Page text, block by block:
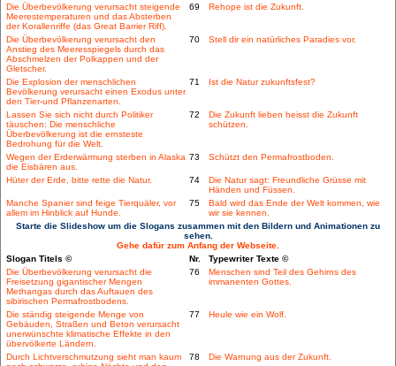
Die Überbevölkerung verursacht steigende
Meerestemperaturen und das Absterben
der Korallenriffe (das Great Barrier Riff).
69 Rehope ist die Zukunft.
Die Überbevölkerung verursacht den
Anstieg des Meeresspiegels durch das
Abschmelzen der Polkappen und der
Gletscher.
70 Stell dir ein natürliches Paradies vor.
Die Explosion der menschlichen
Bevölkerung verursacht einen Exodus unter
den Tier-und Pflanzenarten.
71 Ist die Natur zukunftsfest?
Lassen Sie sich nicht durch Politiker
täuschen: Die menschliche
Überbevölkerung ist die ernsteste
Bedrohung für die Welt.
72
Die Zukunft lieben heisst die Zukunft
schützen.
Wegen der Erderwärmung sterben in Alaska
die Eisbären aus.
73 Schützt den Permafrostboden.
Hüter der Erde, bitte rette die Natur. 74
Die Natur sagt: Freundliche Grüsse mit
Händen und Füssen.
Manche Spanier sind feige Tierquäler, vor
allem im Hinblick auf Hunde.
75
Bald wird das Ende der Welt kommen, wie
wir sie kennen.
Starte die Slideshow um die Slogans zusammen mit den Bildern und Animationen zu
sehen.
Gehe dafür zum Anfang der Webseite.
Slogan Titels ©
Nr.
Typewriter Texte ©
Die Überbevölkerung verursacht die
Freisetzung gigantischer Mengen
Methangas durch das Auftauen des
sibirischen Permafrostbodens.
76
Menschen sind Teil des Gehirns des
immanenten Gottes.
Die ständig steigende Menge von
Gebäuden, Straßen und Beton verursacht
unerwünschte klimatische Effekte in den
übervölkerte Ländern.
77 Heule wie ein Wolf.
Durch Lichtverschmutzung sieht man kaum
78 Die Warnung aus der Zukunft.